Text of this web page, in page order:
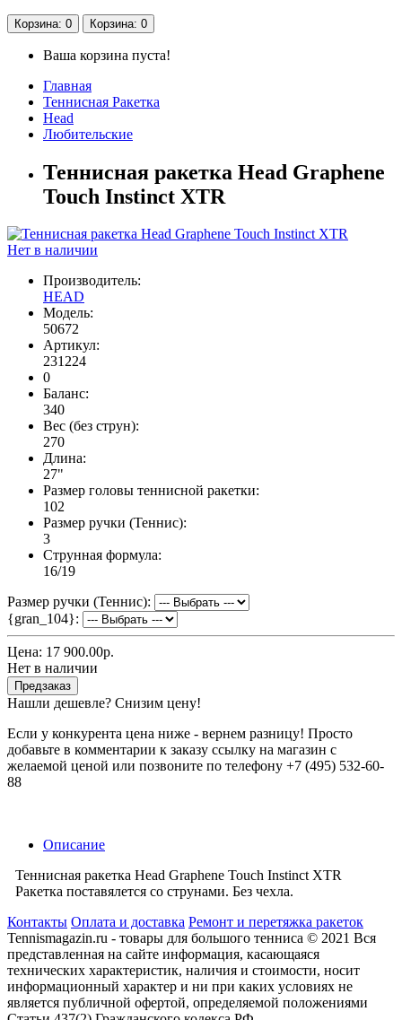
Корзина: 0 Корзина: 0
Ваша корзина пуста!
Главная
Теннисная Ракетка
Head
Любительские
Теннисная ракетка Head Graphene
Touch Instinct XTR
Нет в наличии
Производитель:
HEAD
Модель:
50672
Артикул:
231224
0
Баланс:
340
Вес (без струн):
270
Длина:
27"
Размер головы теннисной ракетки:
102
Размер ручки (Теннис):
3
Струнная формула:
16/19
Размер ручки (Теннис):
{gran_104}:
Цена: 17 900.00р.
Нет в наличии
Предзаказ
Нашли дешевле? Снизим цену!
Если у конкурента цена ниже - вернем разницу! Просто
добавьте в комментарии к заказу ссылку на магазин с
желаемой ценой или позвоните по телефону +7 (495) 532-60-
88
Описание
Теннисная ракетка Head Graphene Touch Instinct XTR
Ракетка поставялется со струнами. Без чехла.
Контакты Оплата и доставка Ремонт и перетяжка ракеток
Tennismagazin.ru - товары для большого тенниса © 2021 Вся
представленная на сайте информация, касающаяся
технических характеристик, наличия и стоимости, носит
информационный характер и ни при каких условиях не
является публичной офертой, определяемой положениями